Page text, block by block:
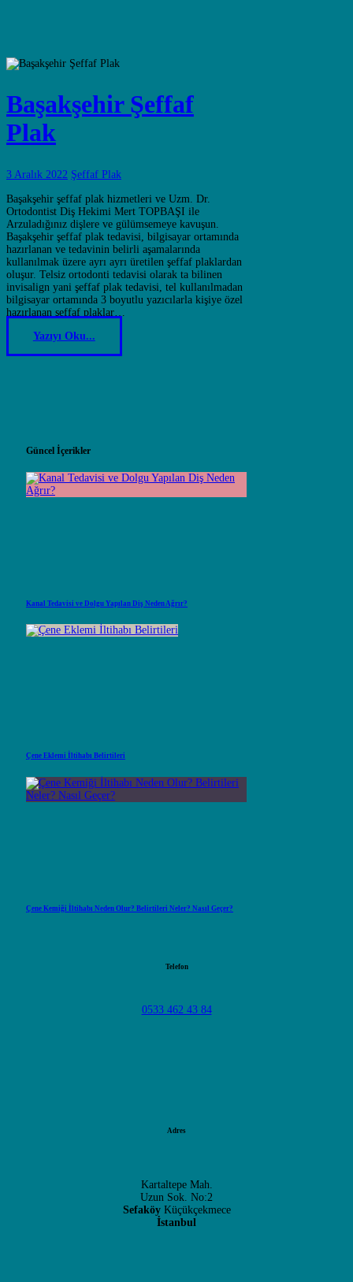
Başakşehir Şeffaf
Plak
3 Aralık 2022 Şeffaf Plak
Başakşehir şeffaf plak hizmetleri ve Uzm. Dr.
Ortodontist Diş Hekimi Mert TOPBAŞI ile
Arzuladığınız dişlere ve gülümsemeye kavuşun.
Başakşehir şeffaf plak tedavisi, bilgisayar ortamında
hazırlanan ve tedavinin belirli aşamalarında
kullanılmak üzere ayrı ayrı üretilen şeffaf plaklardan
oluşur. Telsiz ortodonti tedavisi olarak ta bilinen
invisalign yani şeffaf plak tedavisi, tel kullanılmadan
bilgisayar ortamında 3 boyutlu yazıcılarla kişiye özel
hazırlanan şeffaf plaklar…
Yazıyı Oku...
Güncel İçerikler
Kanal Tedavisi ve Dolgu Yapılan Diş Neden Ağrır?
Çene Eklemi İltihabı Belirtileri
Çene Kemiği İltihabı Neden Olur? Belirtileri Neler? Nasıl Geçer?
Telefon
0533 462 43 84
Adres
Kartaltepe Mah.
Uzun Sok. No:2
SefaköyKüçükçekmece
İstanbul